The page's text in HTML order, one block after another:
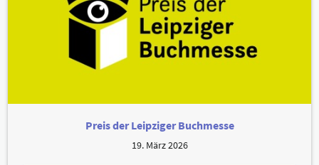
Preis der Leipziger Buchmesse
19. März 2026